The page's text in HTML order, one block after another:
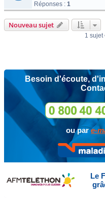
Réponses : 1
Nouveau sujet
1 sujet
Besoin d'écoute,
ou pare-
Le